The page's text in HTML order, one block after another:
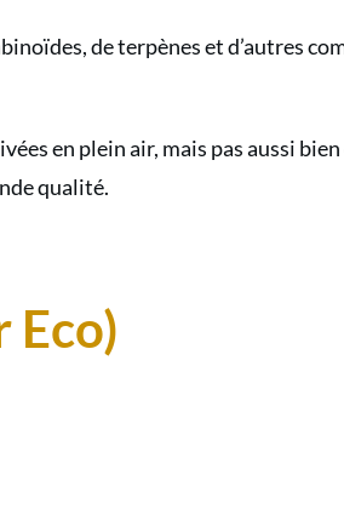
de terpènes et d’autres
en plein air, mais pas aussi
qualité.
Eco)